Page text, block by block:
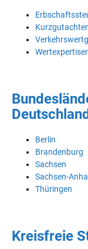
Deutschland
Berlin
Brandenburg
Sachsen
Sachsen-
Thüringen
Kreisfreie